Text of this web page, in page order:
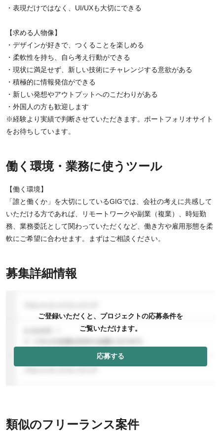
・表現だけではなく、UI/UXも大切にできる
【求める人物像】
・デザインが好きで、つくることを楽しめる
・柔軟性を持ち、自ら考え行動ができる
・現状に満足せず、新しい技術にチャレンジする意欲がある
・積極的に情報発信ができる
・新しい発想やアウトプットへのこだわりがある
・外国人の方も歓迎します
※経験より実績で判断させていただきます。ポートフォリオサイト
をお待ちしています。
働く環境・業務に使うツール
【働く環境】
「誰と働くか」を大切にしているGIGでは、会社の考えに共感して
いただける方であれば、リモートワークや副業（複業）、時短勤
務、業務委託として関わっていただくなど、働き方や雇用形態を柔
軟にご希望に合わせます。まずはご相談ください。
募集詳細情報
ご登録いただくと、プロジェクトの応募条件を
ご覧いただけます。
応募する
類似のフリーランス案件